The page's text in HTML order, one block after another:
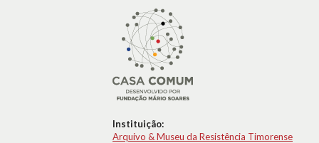
Instituição:
Arquivo & Museu da Resistência Timorense